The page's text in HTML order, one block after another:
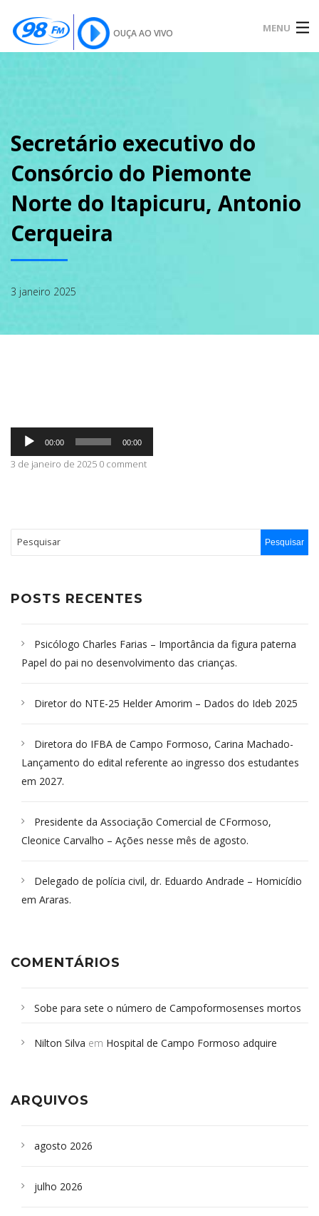
OUÇA AO VIVO MENU
SOBRE
PODCAST
GALERIA
Secretário executivo do
Consórcio do Piemonte
Norte do Itapicuru, Antonio
Cerqueira
3 janeiro 2025
Tocador
áudio
00:00 00:00
3 de janeiro de 2025 0 comment
POSTS RECENTES
Psicólogo Charles Farias – Importância da figura paterna
Papel do pai no desenvolvimento das crianças.
Diretor do NTE-25 Helder Amorim – Dados do Ideb 2025
Diretora do IFBA de Campo Formoso, Carina Machado-
Lançamento do edital referente ao ingresso dos estudantes
em 2027.
Presidente da Associação Comercial de CFormoso,
Cleonice Carvalho – Ações nesse mês de agosto.
Delegado de polícia civil, dr. Eduardo Andrade – Homicídio
em Araras.
COMENTÁRIOS
Sobe para sete o número de Campoformosenses mortos
Campoformosenses que morreram em desabamentos são
Nilton Silva em Hospital de Campo Formoso adquire
ARQUIVOS
agosto 2026
julho 2026